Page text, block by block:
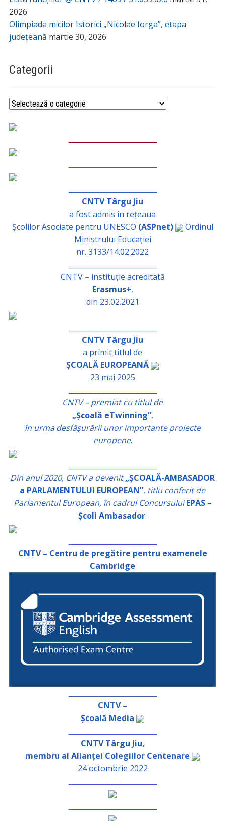
2026
Olimpiada micilor Istorici „Nicolae Iorga”, etapa
județeană martie 30, 2026
Categorii
Categorii
CNTV Târgu Jiu
a fost admis în rețeaua
Școlilor Asociate pentru UNESCO (ASPnet)
Ordinul
Ministrului Educației
nr. 3133/14.02.2022
CNTV – instituție acreditată
Erasmus+,
din 23.02.2021
CNTV Târgu Jiu
a primit titlul de
ȘCOALĂ EUROPEANĂ
23 mai 2025
CNTV – premiat cu titlul de
„Școală eTwinning”,
în urma desfășurării unor importante proiecte
europene.
Din anul 2020, CNTV a devenit „ȘCOALĂ-AMBASADOR
a PARLAMENTULUI EUROPEAN”, titlu conferit de
Parlamentul European, în cadrul Concursului EPAS –
Școli Ambasador.
CNTV – Centru de pregătire pentru examenele
Cambridge
CNTV –
Școală Media
CNTV Târgu Jiu,
membru al Alianței Colegiilor Centenare
24 octombrie 2022